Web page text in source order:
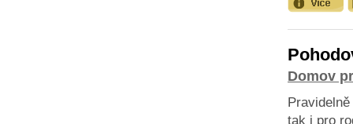
Domov
tak i pro